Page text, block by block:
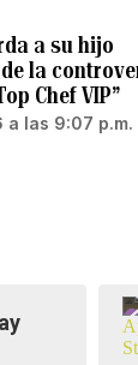
a su hijo
la
Chef VIP”
a las 9:07 p.m.